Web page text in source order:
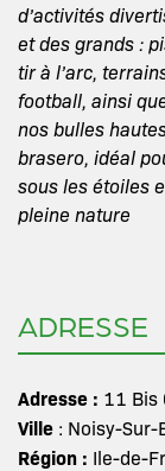
d’activités
et des grands :
tir à l’arc,
football, ainsi
nos bulles
brasero, idéal
sous les étoiles
pleine nature
ADRESSE
Adresse : 11 Bis
Ville : Noisy-Sur-
Région : Ile-de-